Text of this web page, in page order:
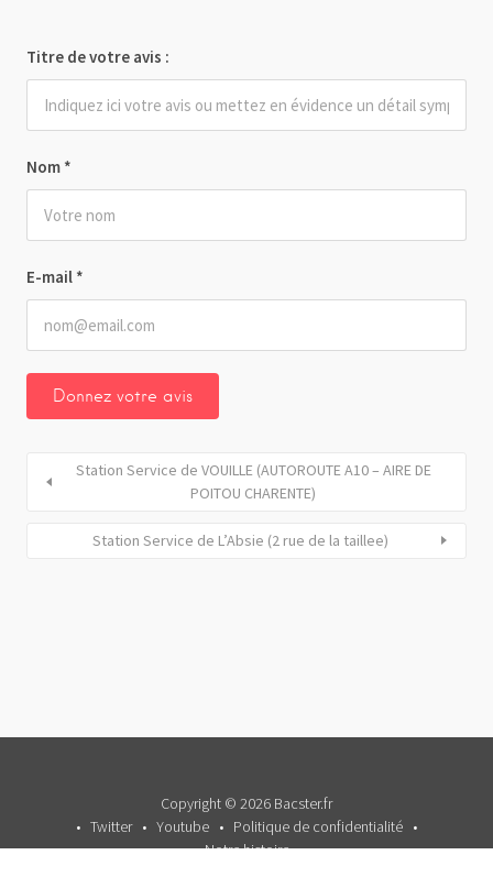
Nom *
E-mail *
Titre de votre avis :
Station Service de VOUILLE (AUTOROUTE A10 – AIRE DE
POITOU CHARENTE)
Station Service de L’Absie (2 rue de la taillee)
Copyright © 2026 Bacster.fr
Twitter
Youtube
Politique de confidentialité
Notre histoire